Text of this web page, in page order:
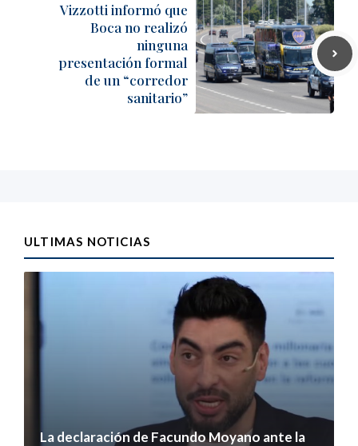
Vizzotti informó que
Boca no realizó
ninguna
presentación formal
de un “corredor
sanitario”
ULTIMAS NOTICIAS
La declaración de Facundo Moyano ante la